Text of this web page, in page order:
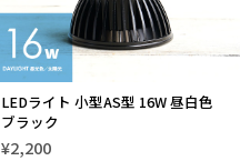
LEDライト 小型AS型 16W 昼白色
ブラック
¥2,200